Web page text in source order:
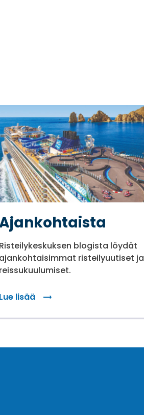
Risteilykeskuksen blogista löydät
ajankohtaisimmat risteilyuutiset ja
reissukuulumiset.
Lue lisää